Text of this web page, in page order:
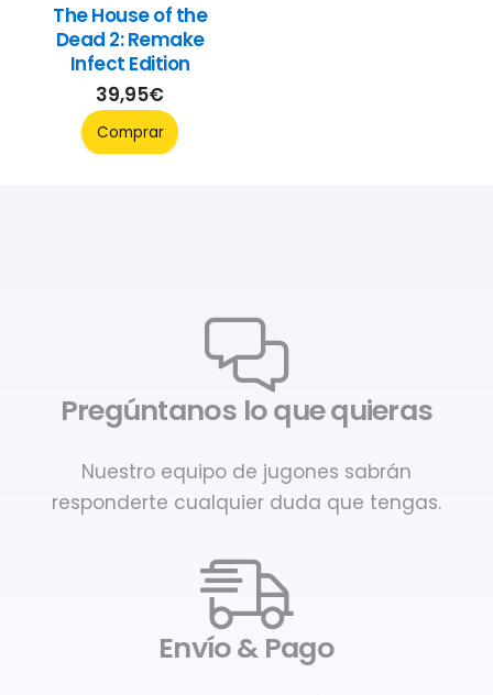
The House of the
Dead 2: Remake
Infect Edition
39,95€
Comprar
Pregúntanos lo que quieras
Nuestro equipo de jugones sabrán
responderte cualquier duda que tengas.
Envío & Pago